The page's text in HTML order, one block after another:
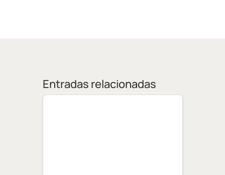
Entradas relacionadas